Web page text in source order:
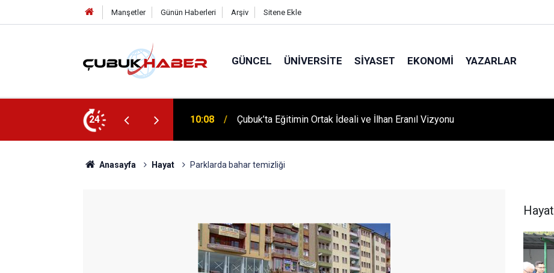
Manşetler Günün Haberleri Arşiv Sitene Ekle
GÜNCEL ÜNIVERSITE SIYASET EKONOMI YAZARLAR
24 12:06 ÇUBUK’TA ‘YAZA MERHABA’ COŞKUSU: Kursiyerler Gönüllerince Eğlendi!
Anasayfa Hayat Parklarda bahar temizliği
Hayat